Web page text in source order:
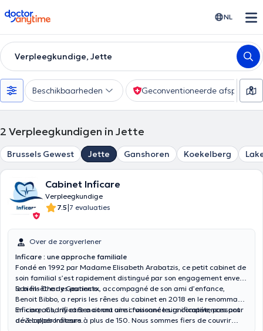
doctoranytime NL
Verpleegkundige, Jette
Beschikbaarheden Geconventioneerde afspraak
2 Verpleegkundigen in Jette
Brussels Gewest Jette Ganshoren Koekelberg
Cabinet Inficare
Verpleegkundige
7.5|7 evaluaties
Over de zorgverlener
Inficare : une approche familiale
Fondé en 1992 par Madame Elisabeth Arabatzis, ce petit cabinet de
soin familial s’est rapidement distingué par son engagement envers
le bien-être des patients.
Son fils Charly Geurinckx, accompagné de son ami d’enfance,
Benoit Bibbo, a repris les rênes du cabinet en 2018 en le renommant
Inficare. Charly et Benoit ont ainsi fusionné leurs compétences pour
développer Inficare.
En cinq ans, Inficare a connu une croissance significative, passant
de 3 collaborateurs à plus de 150. Nous sommes fiers de couvrir